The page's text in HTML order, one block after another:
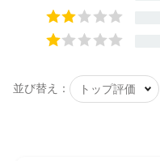
Biople 2024/12/6
Make↗Kitchen 2024/12/6
※店舗での取り扱いや詳
※発売日は予告なく変更
承ください。
※通常はご注文より１～